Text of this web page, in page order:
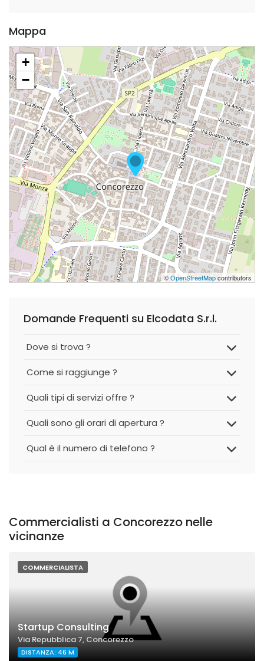
Mappa
+
−
©OpenStreetMapcontributors
Domande Frequenti su Elcodata S.r.l.
Dove si trova ?
Come si raggiunge ?
Quali tipi di servizi offre ?
Quali sono gli orari di apertura ?
Qual è il numero di telefono ?
Commercialisti a Concorezzo nelle
vicinanze
COMMERCIALISTA
Startup Consulting
Via Repubblica 7, Concorezzo
DISTANZA: 46 M